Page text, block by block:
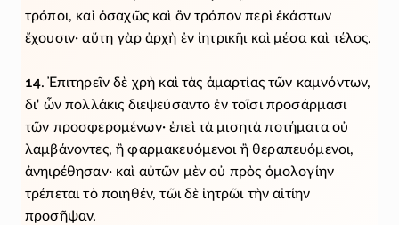
τρόποι, καὶ ὁσαχῶς καὶ ὃν τρόπον περὶ ἑκάστων
ἔχουσιν· αὕτη γὰρ ἀρχὴ ἐν ἰητρικῆι καὶ μέσα καὶ τέλος.
14. Ἐπιτηρεῖν δὲ χρὴ καὶ τὰς ἁμαρτίας τῶν καμνόντων,
δι' ὧν πολλάκις διεψεύσαντο ἐν τοῖσι προσάρμασι
τῶν προσφερομένων· ἐπεὶ τὰ μισητὰ ποτήματα οὐ
λαμβάνοντες, ἢ φαρμακευόμενοι ἢ θεραπευόμενοι,
ἀνηιρέθησαν· καὶ αὐτῶν μὲν οὐ πρὸς ὁμολογίην
τρέπεται τὸ ποιηθέν, τῶι δὲ ἰητρῶι τὴν αἰτίην
προσῆψαν.